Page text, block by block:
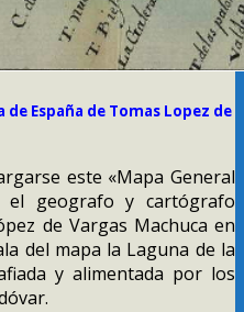
de España de Tomas Lopez de
este «Mapa General
el geografo y cartógrafo
de Vargas Machuca en
del mapa la Laguna de la
y alimentada por los